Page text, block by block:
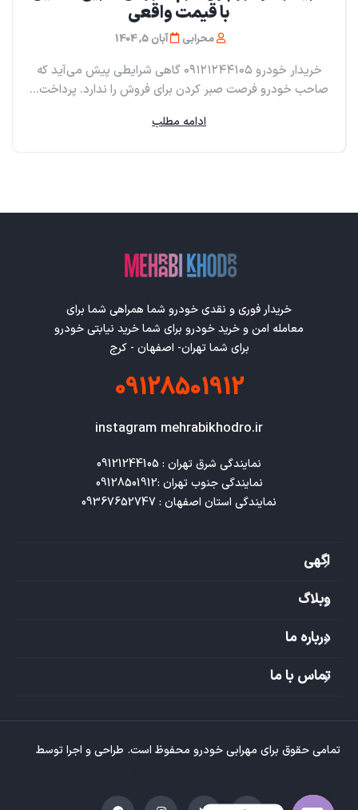
با قیمت واقعی
محرابی آبان 5, 1404
خریدار خودرو ۰۹۱۲۱۲۴۴۱۰۵ گاهی شرایطی پیش می‌آید که
صاحب خودرو فرصت صبر کردن برای فروش را ندارد. پرداخت...
ادامه مطلب
خریدار فوری و نقدی خودرو شما همراهی شما برای
معامله امن و خرید خودرو برای شما خرید نیابتی خودرو
برای شما تهران- اصفهان - کرج
09128501912
instagram mehrabikhodro.ir
نمایندگی استان اصفهان : 09367652747
اگهی
وبلاگ
درباره ما
تماس با ما
تمامی حقوق برای مهرابی خودرو محفوظ است. طراحی و اجرا توسط